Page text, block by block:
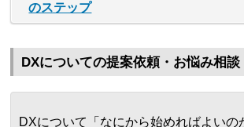
のステップ
DXについての提案依頼・お悩み相談
DXについて「なにから始めればよいの